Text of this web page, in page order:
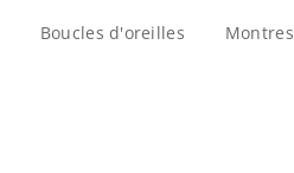
Boucles d'oreilles Montres